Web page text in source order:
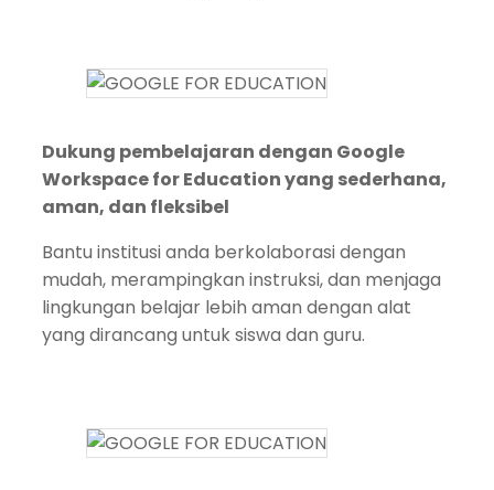
Dukung pembelajaran dengan Google
Workspace for Education yang sederhana,
aman, dan fleksibel
Bantu institusi anda berkolaborasi dengan
mudah, merampingkan instruksi, dan menjaga
lingkungan belajar lebih aman dengan alat
yang dirancang untuk siswa dan guru.